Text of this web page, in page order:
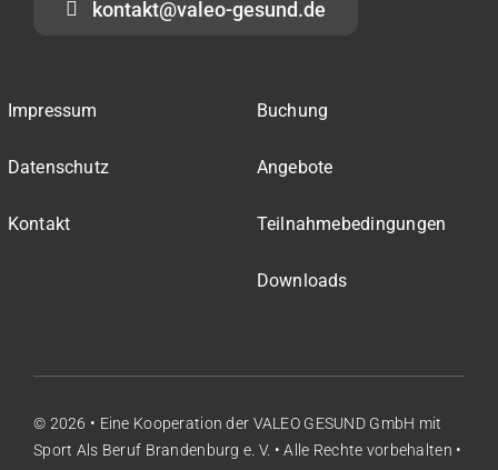
kontakt@valeo-gesund.de
Impressum
Datenschutz
Kontakt
Buchung
Angebote
Teilnahmebedingungen
Downloads
© 2026 • Eine Kooperation der VALEO GESUND GmbH mit
Sport Als Beruf Brandenburg e. V. • Alle Rechte vorbehalten •